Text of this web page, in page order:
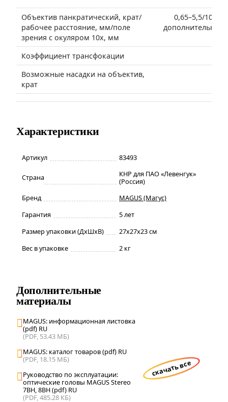
Объектив панкратический, крат/
рабочее расстояние, мм/поле
зрения с окуляром 10х, мм
0,65–5,5/105/
дополнительных
Коэффициент трансфокации
Возможные насадки на объектив,
крат
Характеристики
Артикул 83493
Страна
КНР для ПАО «Левенгук»
(Россия)
Бренд
MAGUS (Магус)
Гарантия
5 лет
Размер упаковки (ДxШxВ)
27x27x23 см
Вес в упаковке
2 кг
Дополнительные
материалы
MAGUS: информационная листовка
(pdf) RU
(PDF, 53.43 МБ)
MAGUS: каталог товаров (pdf) RU
(PDF, 18.15 МБ)
Руководство по эксплуатации:
оптические головы MAGUS Stereo
7BH, 8BH (pdf) RU
(PDF, 485.28 КБ)
скачать все